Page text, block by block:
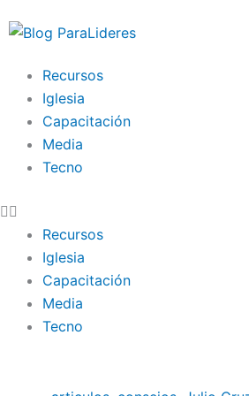
al
Recursos
Iglesia
Capacitación
Media
Tecno
Recursos
Iglesia
Capacitación
Media
Tecno